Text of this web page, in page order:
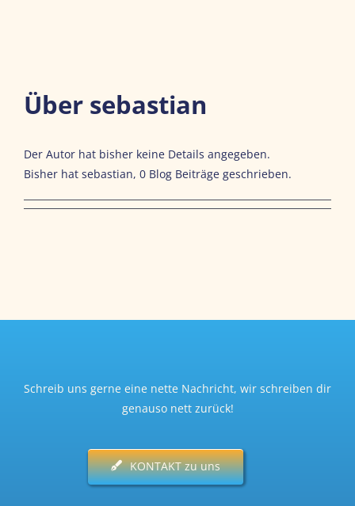
Über sebastian
Der Autor hat bisher keine Details angegeben.
Bisher hat sebastian, 0 Blog Beiträge geschrieben.
Schreib uns gerne eine nette Nachricht, wir schreiben dir
genauso nett zurück!
KONTAKT zu uns